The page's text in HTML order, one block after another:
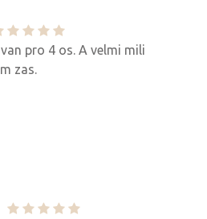
pro 4 os. A velmi mili
zas.